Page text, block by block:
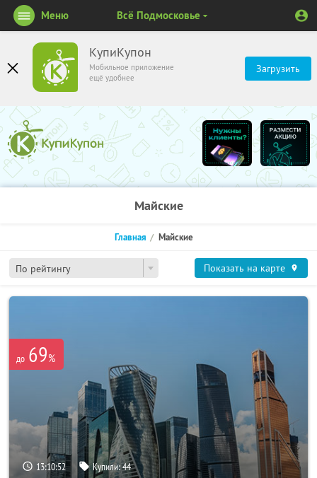
КупиКупон
Мобильное приложение
ещё удобнее
Загрузить
Меню Всё Подмосковье
Майские
По рейтингу
Главная Майские
Показать на карте
до 69%
13:10:51 Купили:44